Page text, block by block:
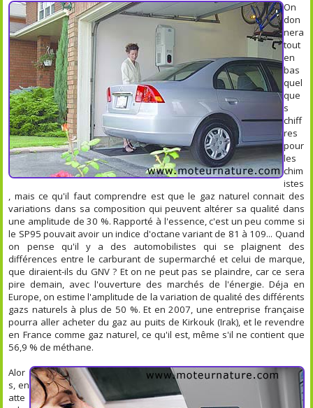
On
don
nera
tout
en
bas
quel
que
s
chiff
res
pour
les
chim
istes
, mais ce qu'il faut comprendre est que le gaz naturel connait des
variations dans sa composition qui peuvent altérer sa qualité dans
une amplitude de 30 %. Rapporté à l'essence, c'est un peu comme si
le SP95 pouvait avoir un indice d'octane variant de 81 à 109... Quand
on pense qu'il y a des automobilistes qui se plaignent des
différences entre le carburant de supermarché et celui de marque,
que diraient-ils du GNV ? Et on ne peut pas se plaindre, car ce sera
pire demain, avec l'ouverture des marchés de l'énergie. Déja en
Europe, on estime l'amplitude de la variation de qualité des différents
gazs naturels à plus de 50 %. Et en 2007, une entreprise française
pourra aller acheter du gaz au puits de Kirkouk (Irak), et le revendre
en France comme gaz naturel, ce qu'il est, même s'il ne contient que
56,9 % de méthane.
Alor
s, en
atte